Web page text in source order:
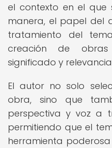
el contexto en el que
manera, el papel del
tratamiento del
creación de
significado y
El autor no solo
obra, sino que
perspectiva y voz a
permitiendo que el
herramienta